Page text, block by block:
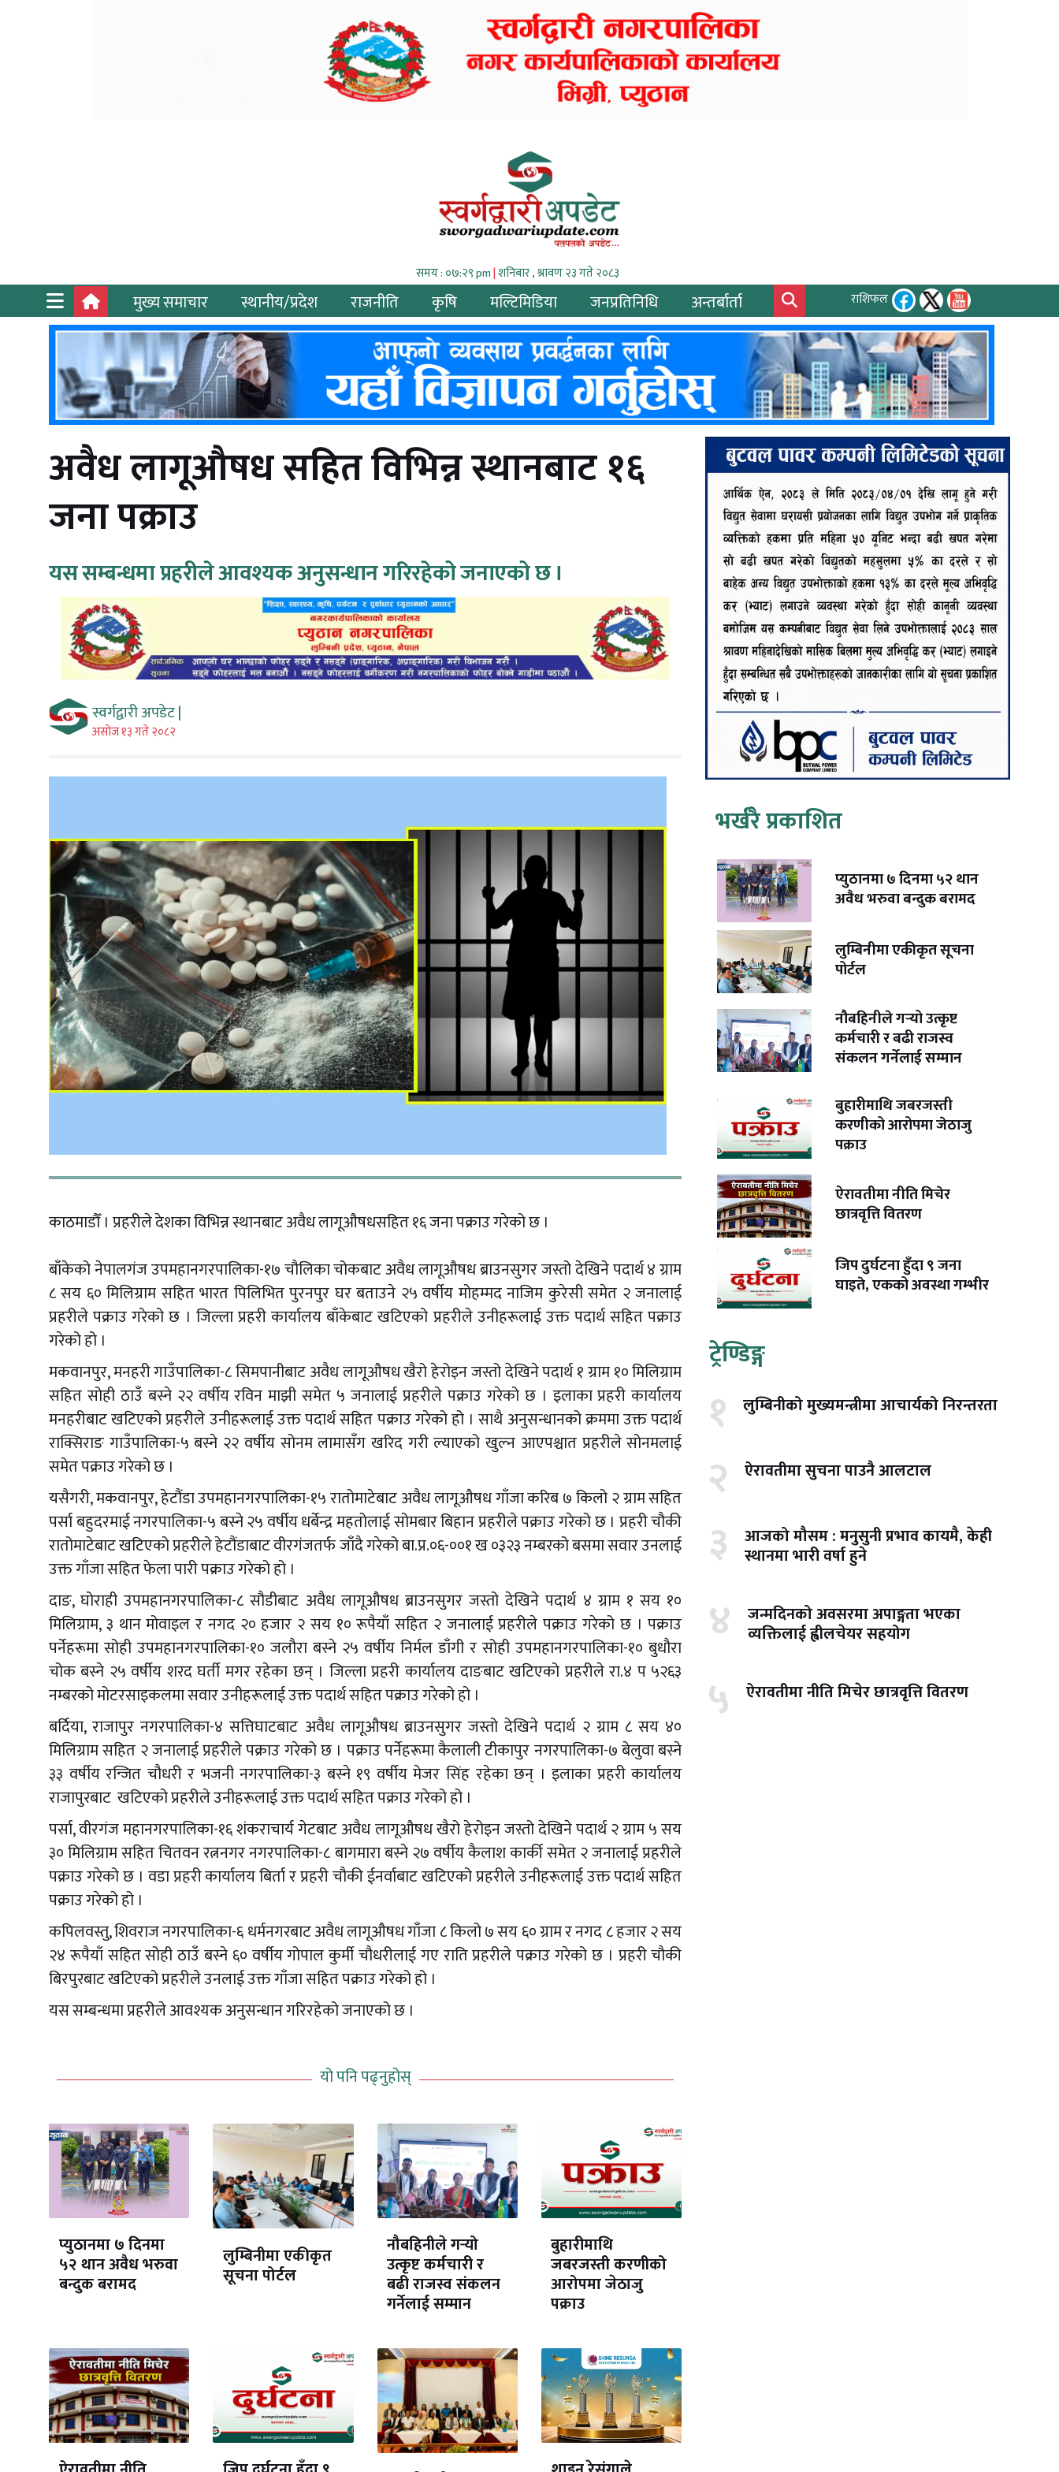
समय : ०७:२९ pm|शनिबार , श्रावण २३ गते २०८३
मुख्य समाचार स्थानीय/प्रदेश राजनीति कृषि मल्टिमिडिया जनप्रतिनिधि अन्तर्बार्ता राशिफल
अवैध लागूऔषध सहित विभिन्न स्थानबाट १६
जना पक्राउ
यस सम्बन्धमा प्रहरीले आवश्यक अनुसन्धान गरिरहेको जनाएको छ ।
स्वर्गद्वारी अपडेट |
असाेज १३ गते २०८२
काठमाडौँ । प्रहरीले देशका विभिन्न स्थानबाट अवैध लागूऔषधसहित १६ जना पक्राउ गरेको छ ।
बाँकेको नेपालगंज उपमहानगरपालिका-१७ चौलिका चोकबाट अवैध लागूऔषध ब्राउनसुगर जस्तो देखिने पदार्थ ४ ग्राम
८ सय ६० मिलिग्राम सहित भारत पिलिभित पुरनपुर घर बताउने २५ वर्षीय मोहम्मद नाजिम कुरेसी समेत २ जनालाई
प्रहरीले पक्राउ गरेको छ । जिल्ला प्रहरी कार्यालय बाँकेबाट खटिएको प्रहरीले उनीहरूलाई उक्त पदार्थ सहित पक्राउ
गरेको हो ।
मकवानपुर, मनहरी गाउँपालिका-८ सिमपानीबाट अवैध लागूऔषध खैरो हेरोइन जस्तो देखिने पदार्थ १ ग्राम १० मिलिग्राम
सहित सोही ठाउँ बस्ने २२ वर्षीय रविन माझी समेत ५ जनालाई प्रहरीले पक्राउ गरेको छ । इलाका प्रहरी कार्यालय
मनहरीबाट खटिएको प्रहरीले उनीहरूलाई उक्त पदार्थ सहित पक्राउ गरेको हो । साथै अनुसन्धानको क्रममा उक्त पदार्थ
राक्सिराङ गाउँपालिका-५ बस्ने २२ वर्षीय सोनम लामासँग खरिद गरी ल्याएको खुल्न आएपश्चात प्रहरीले सोनमलाई
समेत पक्राउ गरेको छ ।
यसैगरी, मकवानपुर, हेटौंडा उपमहानगरपालिका-१५ रातोमाटेबाट अवैध लागूऔषध गाँजा करिब ७ किलो २ ग्राम सहित
पर्सा बहुदरमाई नगरपालिका-५ बस्ने २५ वर्षीय धर्बेन्द्र महतोलाई सोमबार बिहान प्रहरीले पक्राउ गरेको छ । प्रहरी चौकी
रातोमाटेबाट खटिएको प्रहरीले हेटौंडाबाट वीरगंजतर्फ जाँदै गरेको बा.प्र.०६-००१ ख ०३२३ नम्बरको बसमा सवार उनलाई
उक्त गाँजा सहित फेला पारी पक्राउ गरेको हो ।
दाङ, घोराही उपमहानगरपालिका-८ सौडीबाट अवैध लागूऔषध ब्राउनसुगर जस्तो देखिने पदार्थ ४ ग्राम १ सय १०
मिलिग्राम, ३ थान मोवाइल र नगद २० हजार २ सय १० रूपैयाँ सहित २ जनालाई प्रहरीले पक्राउ गरेको छ । पक्राउ
पर्नेहरूमा सोही उपमहानगरपालिका-१० जलौरा बस्ने २५ वर्षीय निर्मल डाँगी र सोही उपमहानगरपालिका-१० बुधौरा
चोक बस्ने २५ वर्षीय शरद घर्ती मगर रहेका छन् । जिल्ला प्रहरी कार्यालय दाङबाट खटिएको प्रहरीले रा.४ प ५२६३
नम्बरको मोटरसाइकलमा सवार उनीहरूलाई उक्त पदार्थ सहित पक्राउ गरेको हो ।
बर्दिया, राजापुर नगरपालिका-४ सत्तिघाटबाट अवैध लागूऔषध ब्राउनसुगर जस्तो देखिने पदार्थ २ ग्राम ८ सय ४०
मिलिग्राम सहित २ जनालाई प्रहरीले पक्राउ गरेको छ । पक्राउ पर्नेहरूमा कैलाली टीकापुर नगरपालिका-७ बेलुवा बस्ने
३३ वर्षीय रन्जित चौधरी र भजनी नगरपालिका-३ बस्ने १९ वर्षीय मेजर सिंह रहेका छन् । इलाका प्रहरी कार्यालय
राजापुरबाट खटिएको प्रहरीले उनीहरूलाई उक्त पदार्थ सहित पक्राउ गरेको हो ।
पर्सा, वीरगंज महानगरपालिका-१६ शंकराचार्य गेटबाट अवैध लागूऔषध खैरो हेरोइन जस्तो देखिने पदार्थ २ ग्राम ५ सय
३० मिलिग्राम सहित चितवन रत्ननगर नगरपालिका-८ बागमारा बस्ने २७ वर्षीय कैलाश कार्की समेत २ जनालाई प्रहरीले
पक्राउ गरेको छ । वडा प्रहरी कार्यालय बिर्ता र प्रहरी चौकी ईनर्वाबाट खटिएको प्रहरीले उनीहरूलाई उक्त पदार्थ सहित
पक्राउ गरेको हो ।
कपिलवस्तु, शिवराज नगरपालिका-६ धर्मनगरबाट अवैध लागूऔषध गाँजा ८ किलो ७ सय ६० ग्राम र नगद ८ हजार २ सय
२४ रूपैयाँ सहित सोही ठाउँ बस्ने ६० वर्षीय गोपाल कुर्मी चौधरीलाई गए राति प्रहरीले पक्राउ गरेको छ । प्रहरी चौकी
बिरपुरबाट खटिएको प्रहरीले उनलाई उक्त गाँजा सहित पक्राउ गरेको हो ।
यस सम्बन्धमा प्रहरीले आवश्यक अनुसन्धान गरिरहेको जनाएको छ ।
यो पनि पढ्नुहोस्
प्युठानमा ७ दिनमा
५२ थान अवैध भरुवा
बन्दुक बरामद
लुम्बिनीमा एकीकृत
सूचना पोर्टल
नौबहिनीले गर्‍यो
उत्कृष्ट कर्मचारी र
बढी राजस्व संकलन
गर्नेलाई सम्मान
बुहारीमाथि
जबरजस्ती करणीको
आरोपमा जेठाजु
पक्राउ
भर्खरै प्रकाशित
प्युठानमा ७ दिनमा ५२ थान
अवैध भरुवा बन्दुक बरामद
लुम्बिनीमा एकीकृत सूचना
पोर्टल
नौबहिनीले गर्‍यो उत्कृष्ट
कर्मचारी र बढी राजस्व
संकलन गर्नेलाई सम्मान
बुहारीमाथि जबरजस्ती
करणीको आरोपमा जेठाजु
पक्राउ
ऐरावतीमा नीति मिचेर
छात्रवृत्ति वितरण
जिप दुर्घटना हुँदा ९ जना
घाइते, एकको अवस्था गम्भीर
ट्रेण्डिङ्ग
१ लुम्बिनीको मुख्यमन्त्रीमा आचार्यको निरन्तरता
२ ऐरावतीमा सुचना पाउनै आलटाल
३ आजको मौसम : मनुसुनी प्रभाव कायमै, केही
स्थानमा भारी वर्षा हुने
४ जन्मदिनको अवसरमा अपाङ्गता भएका
व्यक्तिलाई ह्वीलचेयर सहयोग
५ ऐरावतीमा नीति मिचेर छात्रवृत्ति वितरण